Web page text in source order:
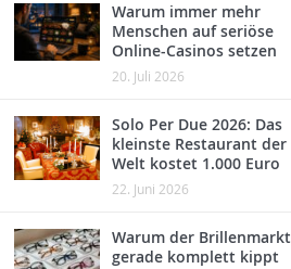
Warum immer mehr
Menschen auf seriöse
Online-Casinos setzen
20. Juli 2026
Solo Per Due 2026: Das
kleinste Restaurant der
Welt kostet 1.000 Euro
22. Juni 2026
Warum der Brillenmarkt
gerade komplett kippt